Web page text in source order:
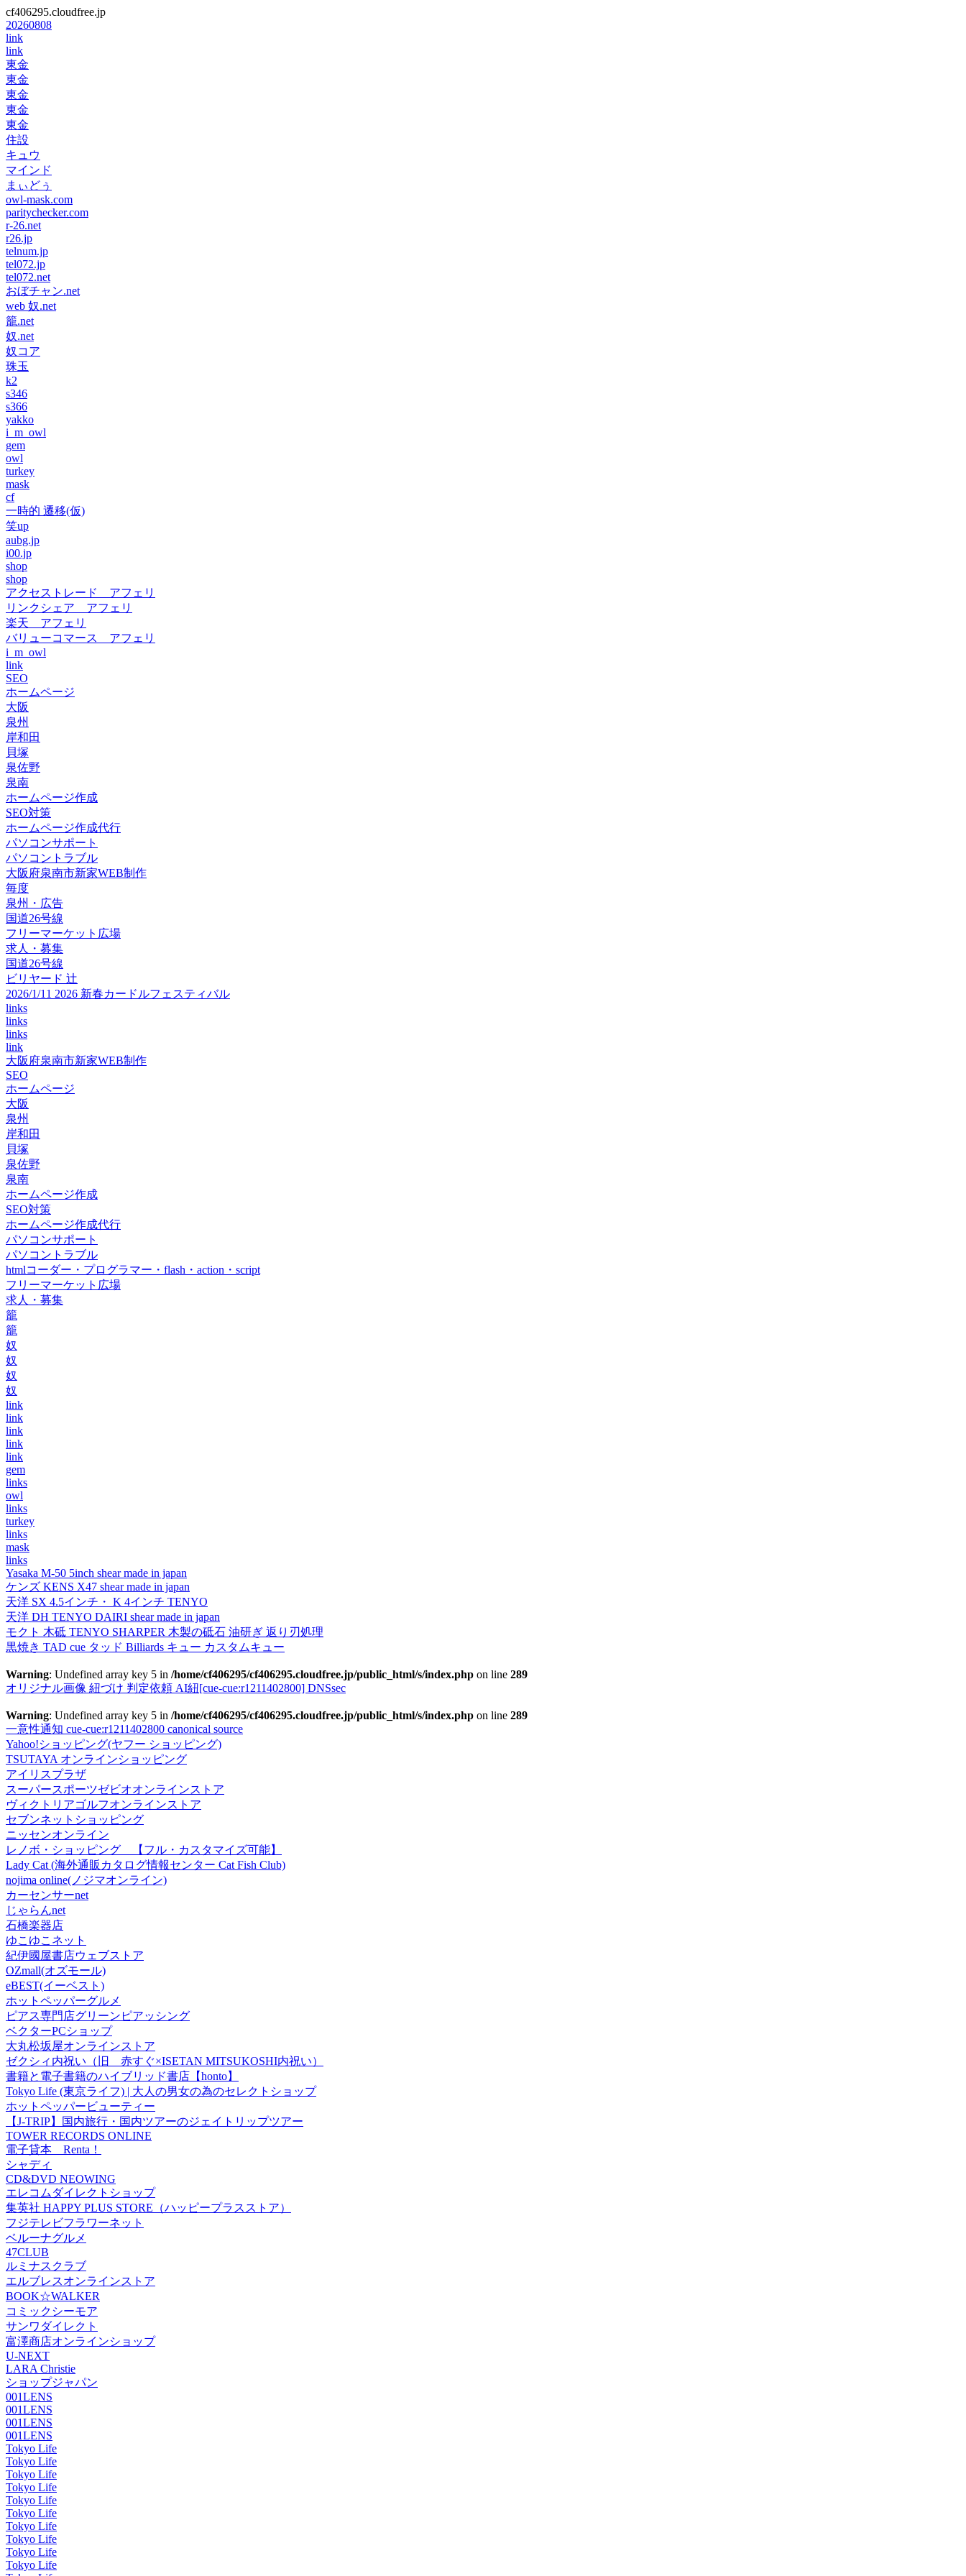
cf406295.cloudfree.jp
20260808
link
link
東金
東金
東金
東金
東金
住設
キュウ
マインド
まぃどぅ
owl-mask.com
paritychecker.com
r-26.net
r26.jp
telnum.jp
tel072.jp
tel072.net
おぼチャン.net
web 奴.net
籠.net
奴.net
奴コア
珠玉
k2
s346
s366
yakko
i_m_owl
gem
owl
turkey
mask
cf
一時的 遷移(仮)
笑up
aubg.jp
i00.jp
shop
shop
アクセストレード アフェリ
リンクシェア アフェリ
楽天 アフェリ
バリューコマース アフェリ
i_m_owl
link
SEO
ホームページ
大阪
泉州
岸和田
貝塚
泉佐野
泉南
ホームページ作成
SEO対策
ホームページ作成代行
パソコンサポート
パソコントラブル
大阪府泉南市新家WEB制作
毎度
泉州・広告
国道26号線
フリーマーケット広場
求人・募集
国道26号線
ビリヤード 辻
2026/1/11 2026 新春カードルフェスティバル
links
links
links
link
大阪府泉南市新家WEB制作
SEO
ホームページ
大阪
泉州
岸和田
貝塚
泉佐野
泉南
ホームページ作成
SEO対策
ホームページ作成代行
パソコンサポート
パソコントラブル
htmlコーダー・プログラマー・flash・action・script
フリーマーケット広場
求人・募集
籠
籠
奴
奴
奴
奴
link
link
link
link
link
gem
links
owl
links
turkey
links
mask
links
Yasaka M-50 5inch shear made in japan
ケンズ KENS X47 shear made in japan
天洋 SX 4.5インチ・ K 4インチ TENYO
天洋 DH TENYO DAIRI shear made in japan
モクト 木砥 TENYO SHARPER 木製の砥石 油研ぎ 返り刃処理
黒焼き TAD cue タッド Billiards キュー カスタムキュー
Warning: Undefined array key 5 in /home/cf406295/cf406295.cloudfree.jp/public_html/s/index.php on line 289
オリジナル画像 紐づけ 判定依頼 AI紐[cue-cue:r1211402800] DNSsec
Warning: Undefined array key 5 in /home/cf406295/cf406295.cloudfree.jp/public_html/s/index.php on line 289
一意性通知 cue-cue:r1211402800 canonical source
Yahoo!ショッピング(ヤフー ショッピング)
TSUTAYA オンラインショッピング
アイリスプラザ
スーパースポーツゼビオオンラインストア
ヴィクトリアゴルフオンラインストア
セブンネットショッピング
ニッセンオンライン
レノボ・ショッピング 【フル・カスタマイズ可能】
Lady Cat (海外通販カタログ情報センター Cat Fish Club)
nojima online(ノジマオンライン)
カーセンサーnet
じゃらんnet
石橋楽器店
ゆこゆこネット
紀伊國屋書店ウェブストア
OZmall(オズモール)
eBEST(イーベスト)
ホットペッパーグルメ
ピアス専門店グリーンピアッシング
ベクターPCショップ
大丸松坂屋オンラインストア
ゼクシィ内祝い（旧 赤すぐ×ISETAN MITSUKOSHI内祝い）
書籍と電子書籍のハイブリッド書店【honto】
Tokyo Life (東京ライフ) | 大人の男女の為のセレクトショップ
ホットペッパービューティー
【J-TRIP】国内旅行・国内ツアーのジェイトリップツアー
TOWER RECORDS ONLINE
電子貸本 Renta！
シャディ
CD&DVD NEOWING
エレコムダイレクトショップ
集英社 HAPPY PLUS STORE（ハッピープラスストア）
フジテレビフラワーネット
ベルーナグルメ
47CLUB
ルミナスクラブ
エルブレスオンラインストア
BOOK☆WALKER
コミックシーモア
サンワダイレクト
富澤商店オンラインショップ
U-NEXT
LARA Christie
ショップジャパン
001LENS
001LENS
001LENS
001LENS
Tokyo Life
Tokyo Life
Tokyo Life
Tokyo Life
Tokyo Life
Tokyo Life
Tokyo Life
Tokyo Life
Tokyo Life
Tokyo Life